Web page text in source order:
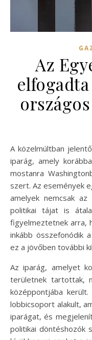
Az
A közelmúltban jelentős mérföldkőhöz érkezett egy olyan
iparág, amely
mostanra
szert. Az események
amelyek nemcsak
politikai tájat is
figyelmeztetnek arra,
inkább összefonódik
ez a jövőben további
Az iparág, amelyet
területnek tartottak,
középpontjába
lobbicsoport alakult,
iparágat, és
politikai döntéshozók